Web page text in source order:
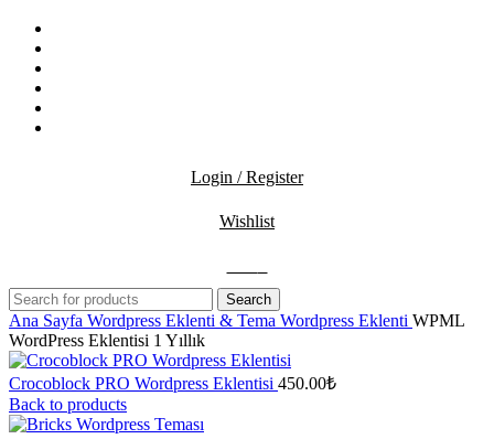
Login / Register
Wishlist
Search
Ana Sayfa Wordpress Eklenti & Tema Wordpress Eklenti WPML
WordPress Eklentisi 1 Yıllık
Crocoblock PRO Wordpress Eklentisi 450.00₺
Back to products